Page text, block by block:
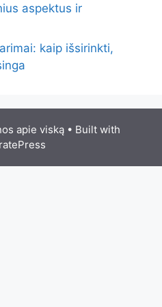
aspektus ir
kaip išsirinkti,
apie viską • Built with